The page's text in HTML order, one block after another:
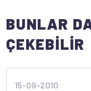
BUNLAR
ÇEKEBİLİR
15-09-2010